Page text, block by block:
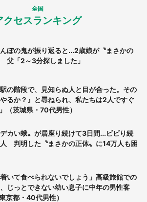
全国
クセスランキング
ぼの鬼が振り返ると...2歳娘が〝まさかの
父「2～3分探しました」
駅の階段で、見知らぬ人と目が合った。その
るか？』と尋ねられ、私たちは2人ですぐ
（茨城県・70代男性）
カい蛾〟が居座り続けて3日間...ビビり続
判明した〝まさかの正体〟に14万人も困
着いて食べられないでしょう」高級旅館での
じっとできない幼い息子に中年の男性客
京都・40代男性）